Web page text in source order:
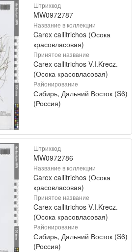
Штрихкод
MW0972787
Название в коллекции
Carex callitrichos (Осока
красовласовая)
Принятое название
Carex callitrichos V.I.Krecz.
(Осока красовласовая)
Районирование
Сибирь, Дальний Восток (S6)
(Россия)
Штрихкод
MW0972786
Название в коллекции
Carex callitrichos (Осока
красовласовая)
Принятое название
Carex callitrichos V.I.Krecz.
(Осока красовласовая)
Районирование
Сибирь, Дальний Восток (S6)
(Россия)